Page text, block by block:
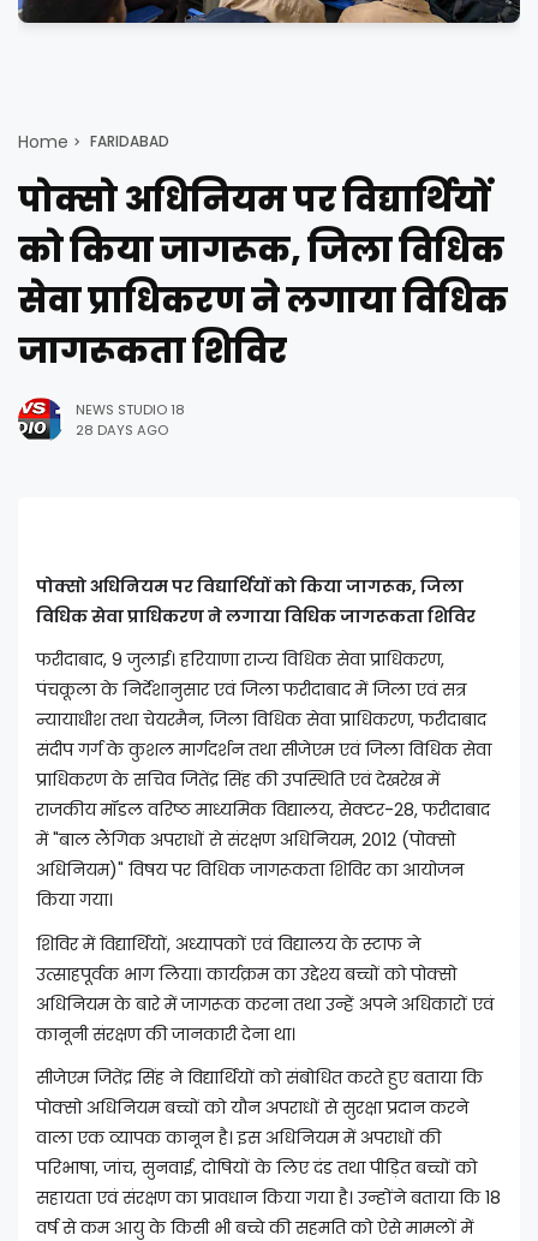
Home FARIDABAD
पोक्सो अधिनियम पर विद्यार्थियों
को किया जागरूक, जिला विधिक
सेवा प्राधिकरण ने लगाया विधिक
जागरूकता शिविर
NEWS STUDIO 18
28 DAYS AGO
पोक्सो अधिनियम पर विद्यार्थियों को किया जागरूक, जिला
विधिक सेवा प्राधिकरण ने लगाया विधिक जागरूकता शिविर
फरीदाबाद, 9 जुलाई। हरियाणा राज्य विधिक सेवा प्राधिकरण,
पंचकूला के निर्देशानुसार एवं जिला फरीदाबाद में जिला एवं सत्र
न्यायाधीश तथा चेयरमैन, जिला विधिक सेवा प्राधिकरण, फरीदाबाद
संदीप गर्ग के कुशल मार्गदर्शन तथा सीजेएम एवं जिला विधिक सेवा
प्राधिकरण के सचिव जितेंद्र सिंह की उपस्थिति एवं देखरेख में
राजकीय मॉडल वरिष्ठ माध्यमिक विद्यालय, सेक्टर-28, फरीदाबाद
में "बाल लैंगिक अपराधों से संरक्षण अधिनियम, 2012 (पोक्सो
अधिनियम)" विषय पर विधिक जागरूकता शिविर का आयोजन
किया गया।
शिविर में विद्यार्थियों, अध्यापकों एवं विद्यालय के स्टाफ ने
उत्साहपूर्वक भाग लिया। कार्यक्रम का उद्देश्य बच्चों को पोक्सो
अधिनियम के बारे में जागरूक करना तथा उन्हें अपने अधिकारों एवं
कानूनी संरक्षण की जानकारी देना था।
सीजेएम जितेंद्र सिंह ने विद्यार्थियों को संबोधित करते हुए बताया कि
पोक्सो अधिनियम बच्चों को यौन अपराधों से सुरक्षा प्रदान करने
वाला एक व्यापक कानून है। इस अधिनियम में अपराधों की
परिभाषा, जांच, सुनवाई, दोषियों के लिए दंड तथा पीड़ित बच्चों को
सहायता एवं संरक्षण का प्रावधान किया गया है। उन्होंने बताया कि 18
वर्ष से कम आयु के किसी भी बच्चे की सहमति को ऐसे मामलों में